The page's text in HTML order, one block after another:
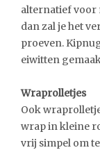
alternatief voor
dan zal je het
proeven.
eiwitten
Wraprolletjes
Ook
wrap in kleine
vrij simpel om